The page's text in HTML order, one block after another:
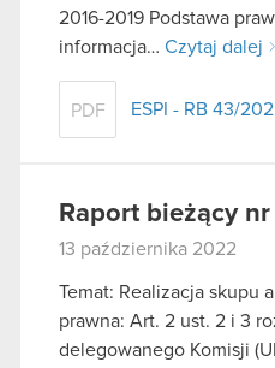
2016-2019 Podstawa
informacja… Czytaj dalej
PDF ESPI - RB 43/
Raport bieżący
13 października 2022
Temat: Realizacja skupu
prawna: Art. 2 ust. 2 i 3
delegowanego Komisji